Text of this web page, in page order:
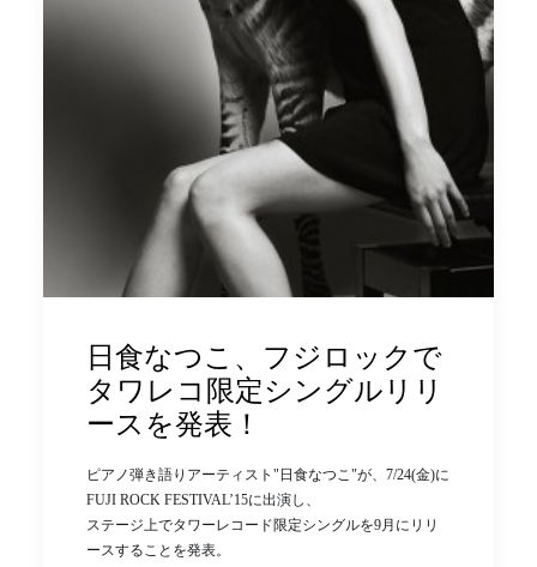
日食なつこ、フジロックで
タワレコ限定シングルリリ
ースを発表！
ピアノ弾き語りアーティスト"日食なつこ"が、7/24(金)に
FUJI ROCK FESTIVAL’15に出演し、
ステージ上でタワーレコード限定シングルを9月にリリ
ースすることを発表。